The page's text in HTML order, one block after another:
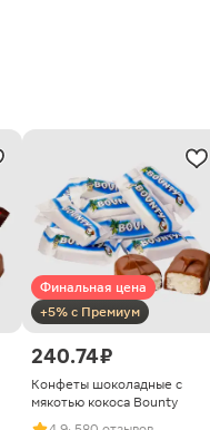
Финальная цена
+5% с Премиум
240.74 ₽
Конфеты шоколадные с
мякотью кокоса Bounty